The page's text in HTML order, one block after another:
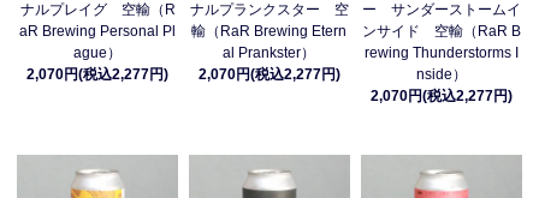
ナルプレイグ 空輸（R
aR Brewing Personal Pl
ague）
2,070円(税込2,277円)
ナルプランクスター 空
輸（RaR Brewing Etern
al Prankster）
2,070円(税込2,277円)
ー サンダーストームイ
ンサイド 空輸（RaR B
rewing Thunderstorms I
nside）
2,070円(税込2,277円)